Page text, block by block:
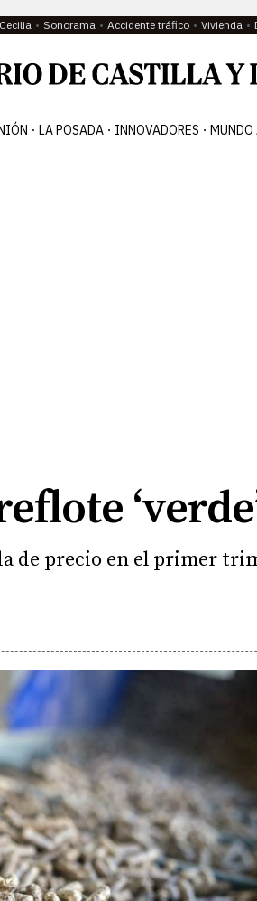
Sonorama Accidente tráfico Vivienda
LA POSADA INNOVADORES MUNDO
de precio en el primer